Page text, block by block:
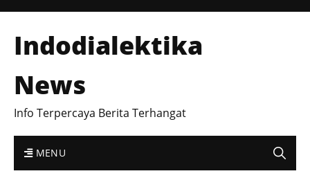
Indodialektika
News
Info Terpercaya Berita Terhangat
MENU